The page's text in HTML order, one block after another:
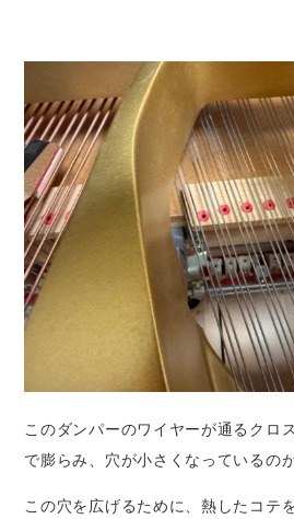
このダンパーのワイヤーが通るクロ
で膨らみ、穴が小さくなっているの
この穴を広げるために、熱したコテ